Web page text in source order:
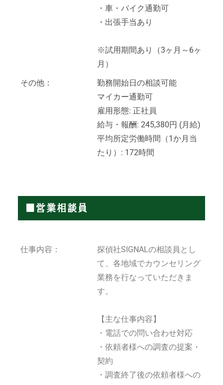
・車・バイク通勤可
・出張手当あり
※試用期間あり（3ヶ月～6ヶ
月）
その他：
勤務開始日の相談可能
マイカー通勤可
雇用形態: 正社員
給与・報酬: 245,380円 (月給)
平均所定労働時間（1か月当
たり）: 172時間
■営業相談員
仕事内容：
探偵社SIGNALの相談員とし
て、各地域でカウンセリング
業務を行なっていただきま
す。
【主な仕事内容】
・電話での問い合わせ対応
・依頼者様への調査の提案・
契約
・調査終了後の依頼者様への